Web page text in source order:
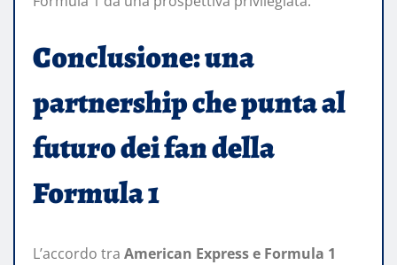
Conclusione: una
partnership che punta al
futuro dei fan della
Formula 1
L’accordo tra American Express e Formula 1